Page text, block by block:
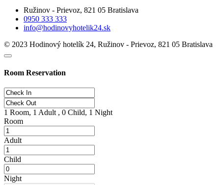
Ružinov - Prievoz, 821 05 Bratislava
0950 333 333
info@hodinovyhotelik24.sk
© 2023 Hodinový hotelík 24, Ružinov - Prievoz, 821 05 Bratislava
Do you own this website?
Room Reservation
1 Room, 1 Adult , 0 Child, 1 Night
Room
Adult
Child
Night